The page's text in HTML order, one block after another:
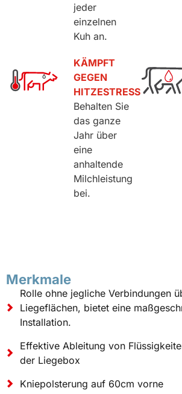
jeder
einzelnen
Kuh an.
KÄMPFT
GEGEN
HITZESTRESS
Behalten Sie
das ganze
Jahr über
eine
anhaltende
Milchleistung
bei.
Merkmale
Rolle ohne jegliche Verbindungen
Liegeflächen, bietet eine
Installation.
Effektive Ableitung von
der Liegebox
Kniepolsterung auf 60cm vorne